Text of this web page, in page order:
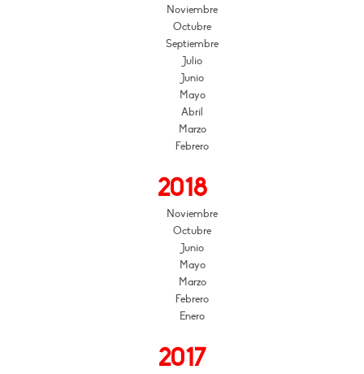
Noviembre
Octubre
Septiembre
Julio
Junio
Mayo
Abril
Marzo
Febrero
2018
Noviembre
Octubre
Junio
Mayo
Marzo
Febrero
Enero
2017